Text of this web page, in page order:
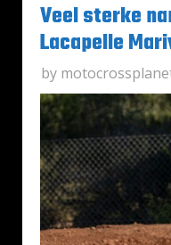
Veel sterke
Lacapelle
by